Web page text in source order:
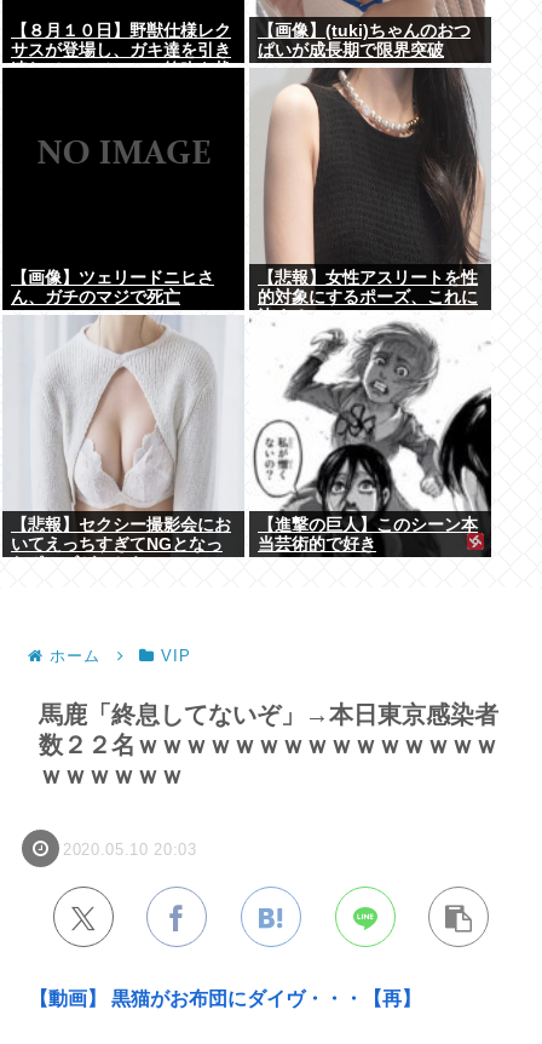
【８月１０日】野獣仕様レク
サスが登場し、ガキ達を引き
連れてハーメルンの笛吹き状
【画像】(tuki)ちゃんのおつ
ぱいが成長期で限界突破
www
【画像】ツェリードニヒさ
ん、ガチのマジで死亡
【悲報】女性アスリートを性
的対象にするポーズ、これに
【悲報】セクシー撮影会にお
いてえっちすぎてNGとなっ
【進撃の巨人】このシーン本
当芸術的で好き
ホーム VIP
馬鹿「終息してないぞ」→本日東京感染者
数２２名ｗｗｗｗｗｗｗｗｗｗｗｗｗｗｗ
ｗｗｗｗｗｗ
2020.05.10 20:03
【動画】 黒猫がお布団にダイヴ・・・【再】